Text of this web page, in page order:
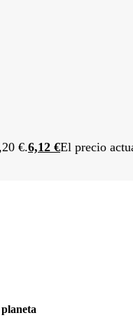
€.6,12 €El precio